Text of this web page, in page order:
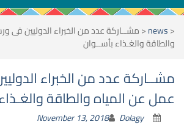
<
news
<مشــاركة عدد من الخبراء الدوليين فى
والطاقة والغـذاء بأســوان
مشــاركة عدد من الخبراء
عمل عن المياه والطاقة
November 13, 2018 Dolagy